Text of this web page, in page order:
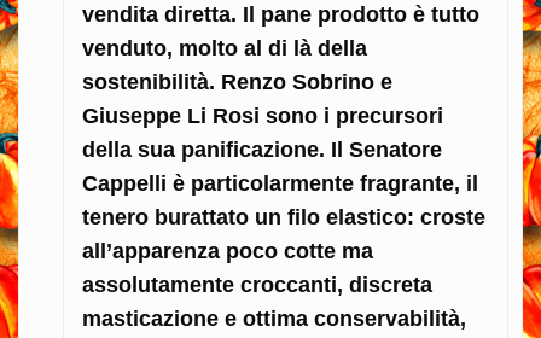
vendita diretta. Il pane prodotto è tutto
venduto, molto al di là della
sostenibilità. Renzo Sobrino e
Giuseppe Li Rosi sono i precursori
della sua panificazione. Il Senatore
Cappelli è particolarmente fragrante, il
tenero burattato un filo elastico: croste
all’apparenza poco cotte ma
assolutamente croccanti, discreta
masticazione e ottima conservabilità,